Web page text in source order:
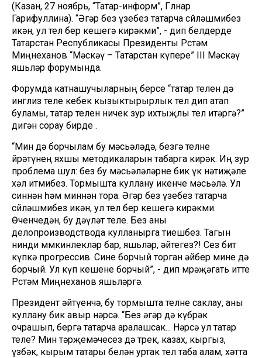
(Казан, 27 ноябрь, “Татар-информ”, Гөлнар
Гарифуллина). “Әгәр без үзебез татарча сөйләшмибез
икән, ул тел бер кешегә кирәкми”, - дип белдерде
Татарстан Республикасы Президенты Рөстәм
Миңнеханов “Мәскәү – Татарстан күпере” III Мәскәү
яшьләр форумында.
Форумда катнашучыларның берсе “татар телен дә
инглиз теле кебек кызыктырырлык тел дип атап
буламы, татар телен ничек зур ихтыҗлы тел итәргә?”
дигән сорау бирде .
“Мин дә борчылам бу мәсьәләдә, безгә телне
өйрәтүнең яхшы методикаларын табарга кирәк. Иң зур
проблема шул: без бу мәсьәләләрне бик үк нәтиҗәле
хәл итмибез. Тормышта куллану икенче мәсьәлә. Ул
синнән һәм миннән тора. Әгәр без үзебез татарча
сөйләшмибез икән, ул тел бер кешегә кирәкми.
Өченчедән, бу дәүләт теле. Без аны
делопроизводствода кулланырга тиешбез. Тагын
нинди мөмкинлекләр бар, яшьләр, әйтегез?! Сез бит
күпкә прогрессив. Сине борчый торган әйбер мине дә
борчый. Ул күп кешене борчый”, - дип мөрәҗәгать итте
Рөстәм Миңнеханов яшьләргә.
Президент әйтүенчә, бу тормышта телне саклау, аны
куллану бик авыр нәрсә. “Без әгәр дә күбрәк
очрашып, бергә татарча аралашсак... Нәрсә ул татар
теле? Мин тәрҗемәчесез дә төрек, казах, кыргыз,
үзбәк, кырым татары белән уртак тел таба алам, хәтта